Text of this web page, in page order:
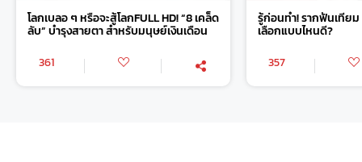
โลกเบลอ ๆ หรือจะสู้โลกFULL HD! “8 เคล็ด
ลับ” บำรุงสายตา สำหรับมนุษย์เงินเดือน
361
รู้ก่อนทำ! รากฟันเทีย
เลือกแบบไหนดี?
357